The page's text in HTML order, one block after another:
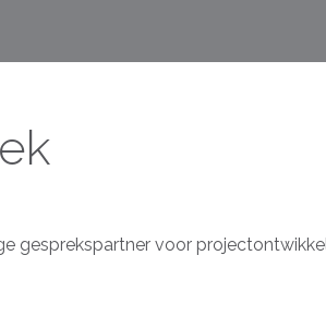
gesprekspartner voor